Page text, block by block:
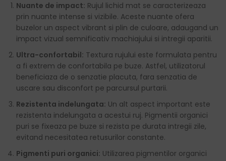
Nuante de impact: Rujul lichid mat se caracterizeaza
prin nuante intense si vizibile. Aceste nuante ofera
buzelor un aspect vibrant si plin de culoare, adaugand un
impact vizual semnificativ machiajului si intregii aparitii.
Ultra-confortabil: Textura rujului este formulata pentru
a fi extrem de confortabila pe buze. Astfel, utilizatorul
beneficiaza de o senzatie placuta, fara senzatia de
uscare sau disconfort pe parcursul purtarii.
Rezistenta indelungata: Un alt aspect important este
rezistenta indelungata a acestui ruj. Pigmentii organici
puri se fixeaza pe buze si rezista pe durata intregii zile,
evitand necesitatea retusurilor constante.
Pigmenti puri organici: Utilizarea pigmentilor organici